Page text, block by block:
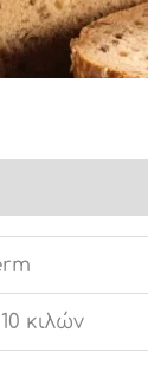
κιλών